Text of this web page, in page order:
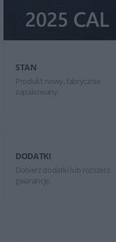
STAN
Produkt nowy, fabrycznie
zapakowany.
DODATKI
Dobierz dodatki lub rozszerz
gwarancję.